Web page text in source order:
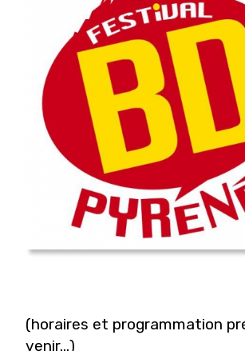
(horaires et programmation
venir...)